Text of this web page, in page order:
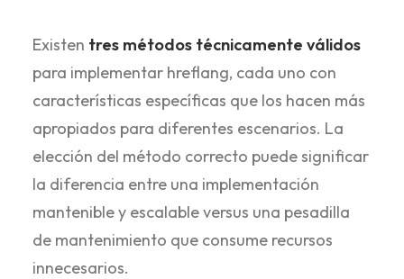
Existen tres métodos técnicamente válidos
para implementar hreflang, cada uno con
características específicas que los hacen más
apropiados para diferentes escenarios. La
elección del método correcto puede significar
la diferencia entre una implementación
mantenible y escalable versus una pesadilla
de mantenimiento que consume recursos
innecesarios.